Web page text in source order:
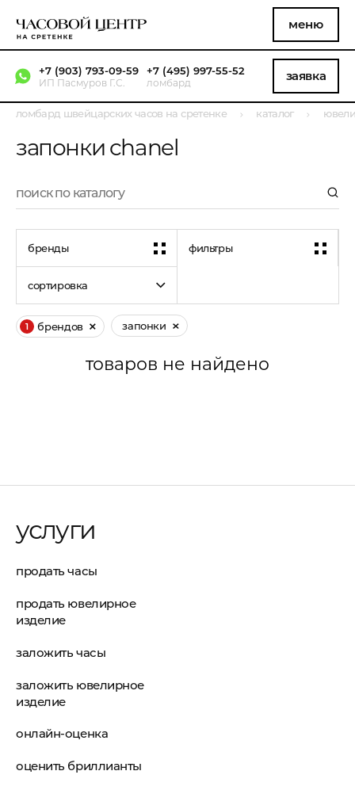
меню
+7 (903) 793-09-59
ИП Пасмуров Г.С.
+7 (495) 997-55-52
ломбард заявка
ломбард швейцарских часов на сретенке каталог
запонки chanel
бренды фильтры
сортировка
1 брендов запонки
товаров не найдено
услуги
продать часы
продать ювелирное
изделие
заложить часы
заложить ювелирное
изделие
онлайн-оценка
оценить бриллианты